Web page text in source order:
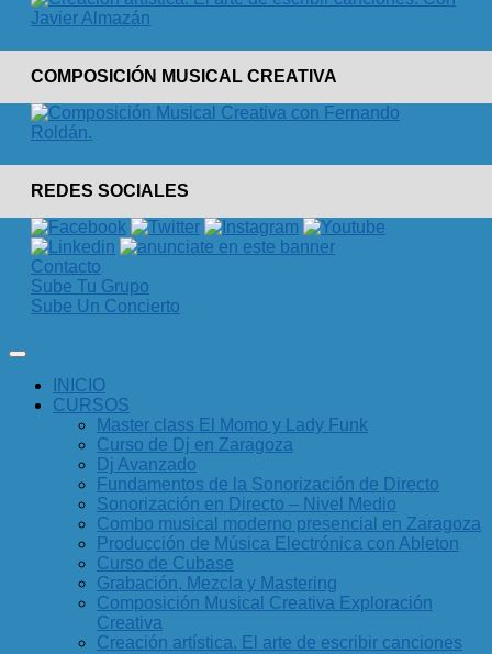
COMPOSICIÓN MUSICAL CREATIVA
REDES SOCIALES
Contacto
Sube Tu Grupo
Sube Un Concierto
INICIO
CURSOS
Master class El Momo y Lady Funk
Curso de Dj en Zaragoza
Dj Avanzado
Fundamentos de la Sonorización de Directo
Sonorización en Directo – Nivel Medio
Combo musical moderno presencial en Zaragoza
Producción de Música Electrónica con Ableton
Curso de Cubase
Grabación, Mezcla y Mastering
Composición Musical Creativa Exploración
Creativa
Creación artística. El arte de escribir canciones